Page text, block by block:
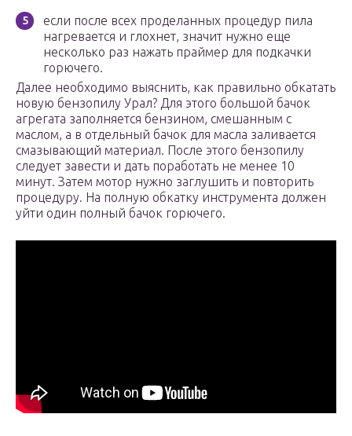
если после всех проделанных процедур пила
нагревается и глохнет, значит нужно еще
несколько раз нажать праймер для подкачки
горючего.
Далее необходимо выяснить, как правильно обкатать
новую бензопилу Урал? Для этого большой бачок
агрегата заполняется бензином, смешанным с
маслом, а в отдельный бачок для масла заливается
смазывающий материал. После этого бензопилу
следует завести и дать поработать не менее 10
минут. Затем мотор нужно заглушить и повторить
процедуру. На полную обкатку инструмента должен
уйти один полный бачок горючего.